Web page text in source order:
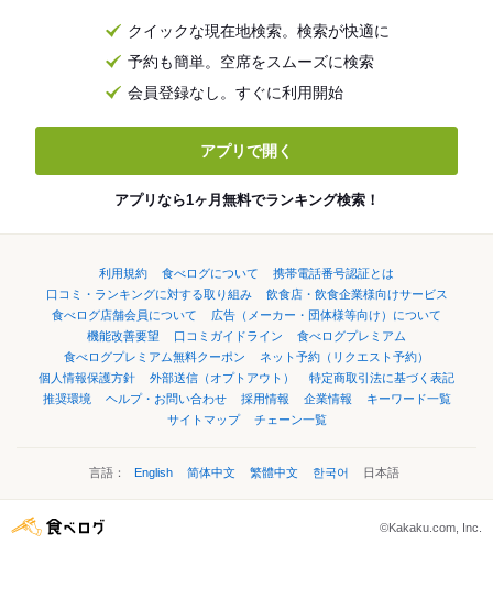
クイックな現在地検索。検索が快適に
予約も簡単。空席をスムーズに検索
会員登録なし。すぐに利用開始
アプリで開く
アプリなら1ヶ月無料でランキング検索！
利用規約 食べログについて
携帯電話番号認証とは
口コミ・ランキングに対する取り組み
飲食店・飲食企業様向けサービス
食べログ店舗会員について
広告（メーカー・団体様等向け）について
機能改善要望
口コミガイドライン
食べログプレミアム
食べログプレミアム無料クーポン
ネット予約（リクエスト予約）
個人情報保護方針
外部送信（オプトアウト）
特定商取引法に基づく表記
推奨環境
ヘルプ・お問い合わせ 採用情報 企業情報
キーワード一覧
サイトマップ
チェーン一覧
言語： English 简体中文 繁體中文 한국어 日本語
©Kakaku.com, Inc.